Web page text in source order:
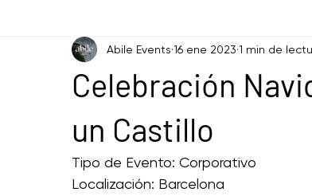
Celebración
un Castillo
Abile Events 16 ene 2023 1 min de
Tipo de Evento: Corporativo
Localización: Barcelona